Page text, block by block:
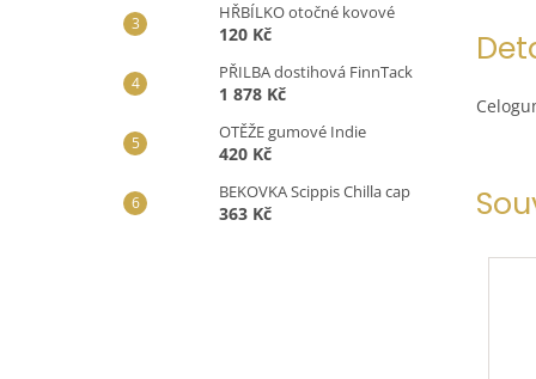
HŘBÍLKO otočné kovové
120 Kč
PŘILBA dostihová FinnTack
1 878 Kč
OTĚŽE gumové Indie
420 Kč
BEKOVKA Scippis Chilla cap
363 Kč